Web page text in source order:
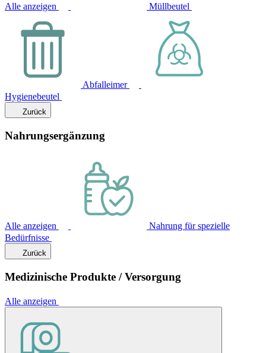
Alle anzeigen Müllbeutel
Abfalleimer
Hygienebeutel
Zurück
Nahrungsergänzung
Alle anzeigen
Nahrung für spezielle
Bedürfnisse
Zurück
Medizinische Produkte / Versorgung
Alle anzeigen